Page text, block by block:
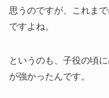
思うのですが、これま
ですよね。
というのも、子役の頃
が強かったんです。